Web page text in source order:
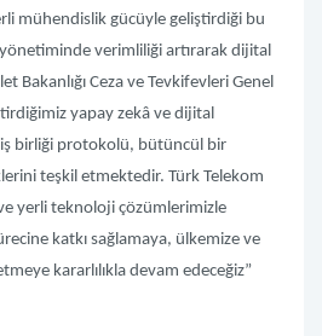
mühendislik gücüyle geliştirdiği bu
verimliliği artırarak dijital
Bakanlığı Ceza ve Tevkifevleri Genel
yapay zekâ ve dijital
birliği protokolü, bütüncül bir
teşkil etmektedir. Türk Telekom
yerli teknoloji çözümlerimizle
katkı sağlamaya, ülkemize ve
kararlılıkla devam edeceğiz”